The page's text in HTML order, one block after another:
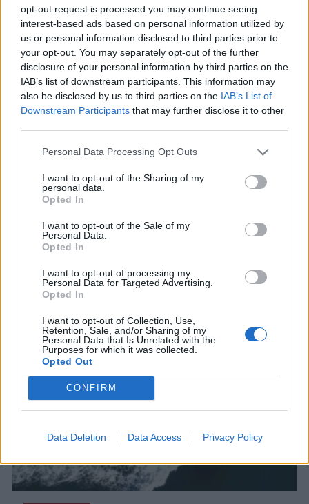
opt-out request is processed you may continue seeing
interest-based ads based on personal information utilized by
us or personal information disclosed to third parties prior to
your opt-out. You may separately opt-out of the further
disclosure of your personal information by third parties on the
IAB’s list of downstream participants. This information may
also be disclosed by us to third parties on the IAB’s List of
Downstream Participants that may further disclose it to other
Personal Data Processing Opt Outs
I want to opt-out of the Sharing of my
personal data.
Opted In
I want to opt-out of the Sale of my
Personal Data.
Opted In
I want to opt-out of processing my
Personal Data for Targeted Advertising.
Opted In
I want to opt-out of Collection, Use,
Retention, Sale, and/or Sharing of my
Personal Data that Is Unrelated with the
Purposes for which it was collected.
Opted Out
CONFIRM
Data Deletion Data Access Privacy Policy
ΕΝΟΠΛΕΣ ΔΥΝΑΜΕΙΣ
Η επιστροφή της «ΣΑΛΑΜΙΣ»: Οι
φρεγάτες ΜΕΚΟ ξαναμπαίνουν στην
εκσυγχρονισμό
Η φρεγάτα παρέμεινε εκτός ενεργού δράσης επί
ιδιαίτερα απαιτητικό πρόγραμμα βαριάς
συντήρησης